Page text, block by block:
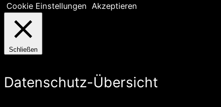
Cookie Einstellungen Akzeptieren
Schließen
Datenschutz-Übersicht